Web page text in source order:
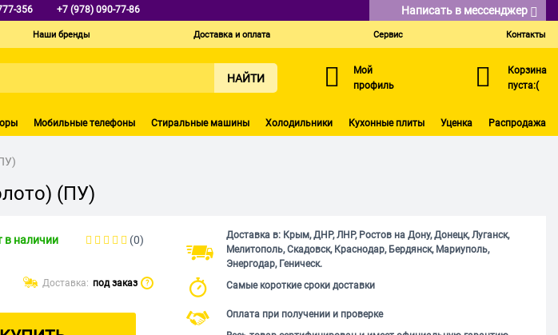
356 +7 (978) 090-77-86 Написать в мессенджер
Наши бренды Доставка и оплата Сервис Контакты
НАЙТИ
Мой
профиль
Корзина
пуста:(
Мобильные телефоны Стиральные машины Холодильники Кухонные плиты Уценка Распродажа
(ПУ)
в наличии (0)
Доставка: под заказ ?
Доставка в: Крым, ДНР, ЛНР, Ростов на Дону, Донецк, Луганск,
Мелитополь, Скадовск, Краснодар, Бердянск, Мариуполь,
Энергодар, Геническ.
Самые короткие сроки доставки
Оплата при получении и проверке